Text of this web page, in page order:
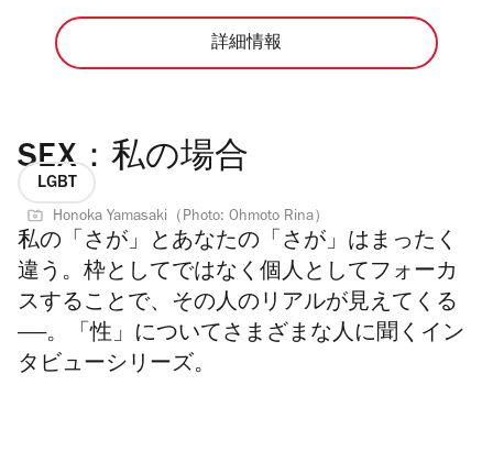
詳細情報
SEX：私の場合
LGBT
Honoka Yamasaki（Photo: Ohmoto Rina）
私の「さが」とあなたの「さが」はまったく
違う。枠としてではなく個人としてフォーカ
スすることで、その人のリアルが見えてくる
——。「性」についてさまざまな人に聞くイン
タビューシリーズ。